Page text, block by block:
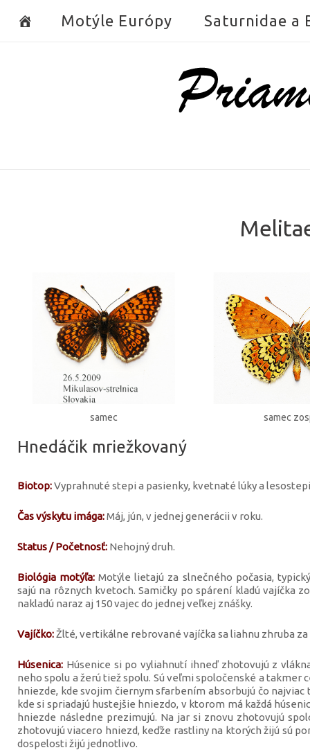
Motýle Európy Saturnidae a
Home
samec samec
Hnedáčik mriežkovaný
Biotop:Vyprahnuté stepi a pasienky, kvetnaté lúky a
Čas výskytu imága:Máj, jún, v jednej generácii v roku.
Status / Početnosť: Nehojný druh.
Biológia motýľa: Motýle lietajú za slnečného počasia,
sajú na rôznych kvetoch. Samičky po spárení kladú vajíčka
nakladú naraz aj 150 vajec do jednej veľkej znášky.
Vajíčko:Žlté, vertikálne rebrované vajíčka sa liahnu zhruba za
Húsenica: Húsenice si po vyliahnutí ihneď zhotovujú z
neho spolu a žerú tiež spolu. Sú veľmi spoločenské a takmer
hniezde, kde svojim čiernym sfarbením absorbujú čo
kde si spriadajú hustejšie hniezdo, v ktorom má každá
hniezde následne prezimujú. Na jar si znovu zhotovujú
zhotovujú viacero hniezd, keďže rastliny na ktorých žijú sú
dospelosti žijú jednotlivo.